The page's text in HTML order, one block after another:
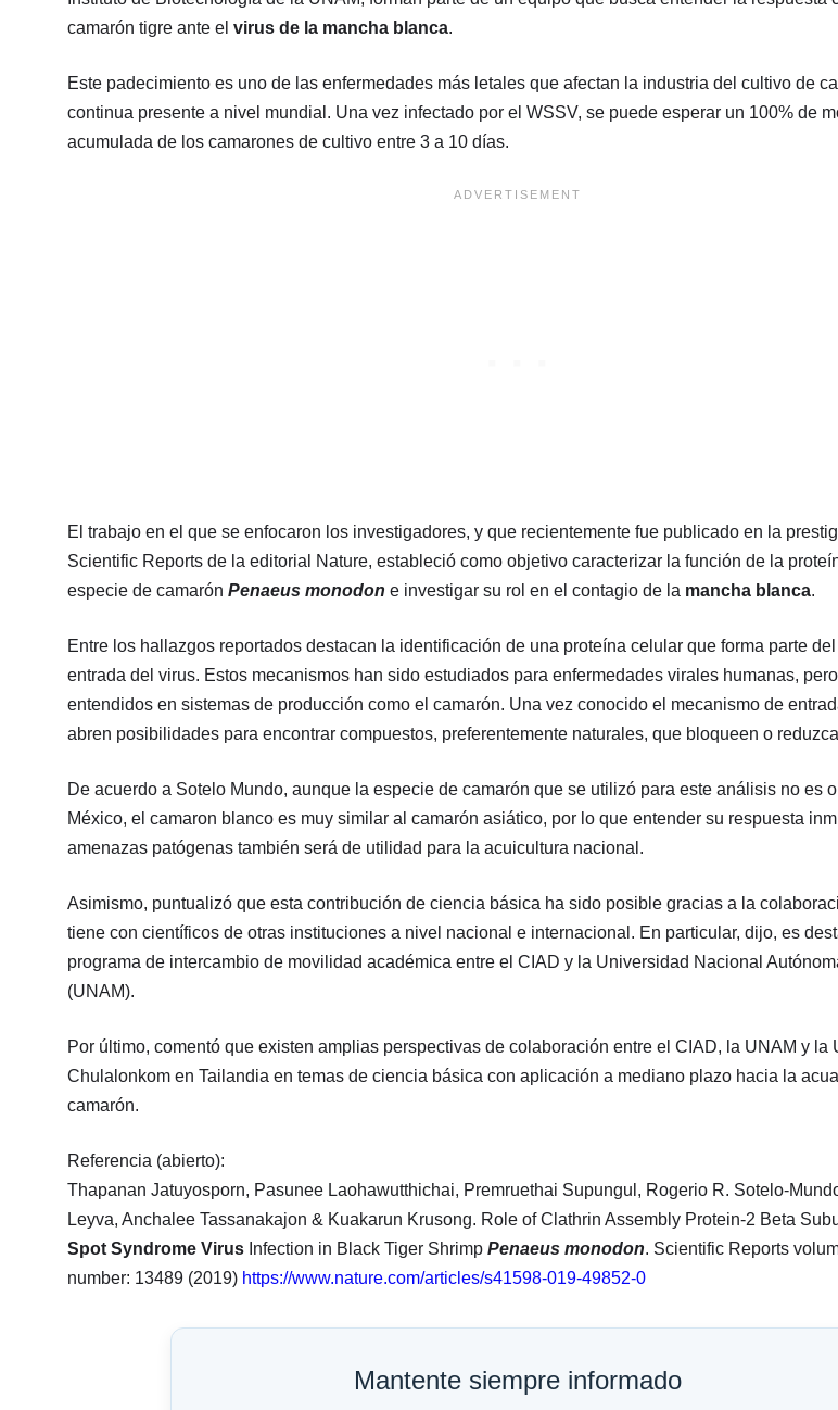
camarón tigre ante el virus de la mancha blanca.
Este padecimiento es uno de las enfermedades más letales que afectan la industria del cultivo de
continua presente a nivel mundial. Una vez infectado por el WSSV, se puede esperar un 100% de
acumulada de los camarones de cultivo entre 3 a 10 días.
El trabajo en el que se enfocaron los investigadores, y que recientemente fue publicado en la
Scientific Reports de la editorial Nature, estableció como objetivo caracterizar la función de la
especie de camarón Penaeus monodon e investigar su rol en el contagio de la mancha blanca.
Entre los hallazgos reportados destacan la identificación de una proteína celular que forma parte
entrada del virus. Estos mecanismos han sido estudiados para enfermedades virales humanas,
entendidos en sistemas de producción como el camarón. Una vez conocido el mecanismo de
abren posibilidades para encontrar compuestos, preferentemente naturales, que bloqueen o
De acuerdo a Sotelo Mundo, aunque la especie de camarón que se utilizó para este análisis no es
México, el camaron blanco es muy similar al camarón asiático, por lo que entender su respuesta
amenazas patógenas también será de utilidad para la acuicultura nacional.
Asimismo, puntualizó que esta contribución de ciencia básica ha sido posible gracias a la
tiene con científicos de otras instituciones a nivel nacional e internacional. En particular, dijo, es
programa de intercambio de movilidad académica entre el CIAD y la Universidad Nacional
(UNAM).
Por último, comentó que existen amplias perspectivas de colaboración entre el CIAD, la UNAM y la
Chulalonkom en Tailandia en temas de ciencia básica con aplicación a mediano plazo hacia la
camarón.
Referencia (abierto):
Thapanan Jatuyosporn, Pasunee Laohawutthichai, Premruethai Supungul, Rogerio R. Sotelo-
Leyva, Anchalee Tassanakajon & Kuakarun Krusong. Role of Clathrin Assembly Protein-2 Beta
Spot Syndrome Virus Infection in Black Tiger Shrimp Penaeus monodon. Scientific Reports
number: 13489 (2019) https://www.nature.com/articles/s41598-019-49852-0
Mantente siempre informado